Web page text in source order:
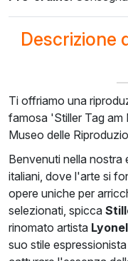
89.45
Descrizione
Ti offriamo una
famosa 'Stiller Tag am
Museo delle
Benvenuti nella nostra
italiani, dove l'arte si
opere uniche per
selezionati, spicca
rinomato artista
suo stile